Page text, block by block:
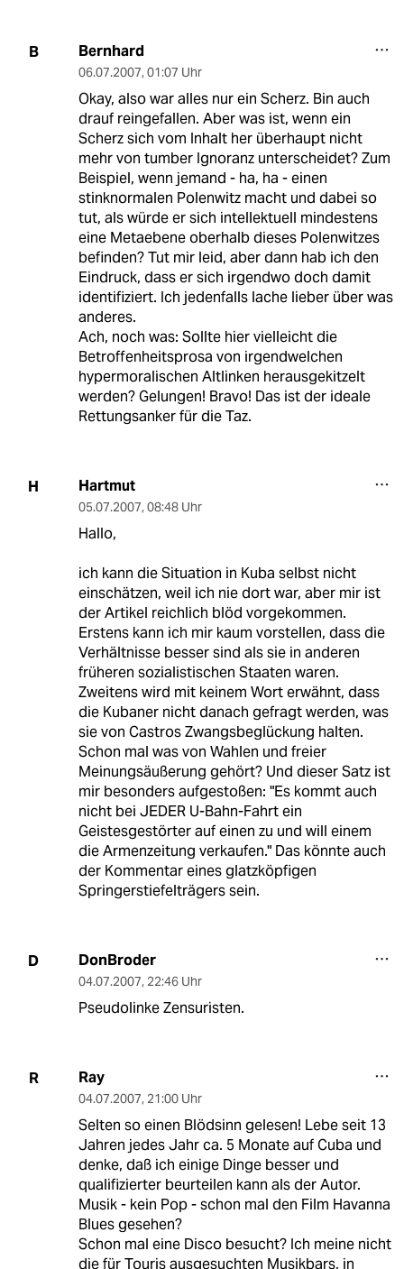
B Bernhard
06.07.2007, 01:07 Uhr
Okay, also war alles nur ein Scherz. Bin auch
drauf reingefallen. Aber was ist, wenn ein
Scherz sich vom Inhalt her überhaupt nicht
mehr von tumber Ignoranz unterscheidet? Zum
Beispiel, wenn jemand - ha, ha - einen
stinknormalen Polenwitz macht und dabei so
tut, als würde er sich intellektuell mindestens
eine Metaebene oberhalb dieses Polenwitzes
befinden? Tut mir leid, aber dann hab ich den
Eindruck, dass er sich irgendwo doch damit
identifiziert. Ich jedenfalls lache lieber über was
anderes.
Ach, noch was: Sollte hier vielleicht die
Betroffenheitsprosa von irgendwelchen
hypermoralischen Altlinken herausgekitzelt
werden? Gelungen! Bravo! Das ist der ideale
Rettungsanker für die Taz.
H Hartmut
05.07.2007, 08:48 Uhr
Hallo,
ich kann die Situation in Kuba selbst nicht
einschätzen, weil ich nie dort war, aber mir ist
der Artikel reichlich blöd vorgekommen.
Erstens kann ich mir kaum vorstellen, dass die
Verhältnisse besser sind als sie in anderen
früheren sozialistischen Staaten waren.
Zweitens wird mit keinem Wort erwähnt, dass
die Kubaner nicht danach gefragt werden, was
sie von Castros Zwangsbeglückung halten.
Schon mal was von Wahlen und freier
Meinungsäußerung gehört? Und dieser Satz ist
mir besonders aufgestoßen: "Es kommt auch
nicht bei JEDER U-Bahn-Fahrt ein
Geistesgestörter auf einen zu und will einem
die Armenzeitung verkaufen." Das könnte auch
der Kommentar eines glatzköpfigen
Springerstiefelträgers sein.
D DonBroder
04.07.2007, 22:46 Uhr
Pseudolinke Zensuristen.
R Ray
04.07.2007, 21:00 Uhr
Selten so einen Blödsinn gelesen! Lebe seit 13
Jahren jedes Jahr ca. 5 Monate auf Cuba und
denke, daß ich einige Dinge besser und
qualifizierter beurteilen kann als der Autor.
Musik - kein Pop - schon mal den Film Havanna
Blues gesehen?
Schon mal eine Disco besucht? Ich meine nicht
die für Touris ausgesuchten Musikbars, in